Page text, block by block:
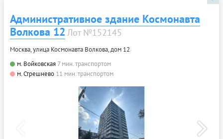
Административное здание Космонавта
Волкова 12 Лот №152145
Москва, улица Космонавта Волкова, дом 12
м. Войковская 7 мин. транспортом
м. Стрешнево 11 мин. транспортом